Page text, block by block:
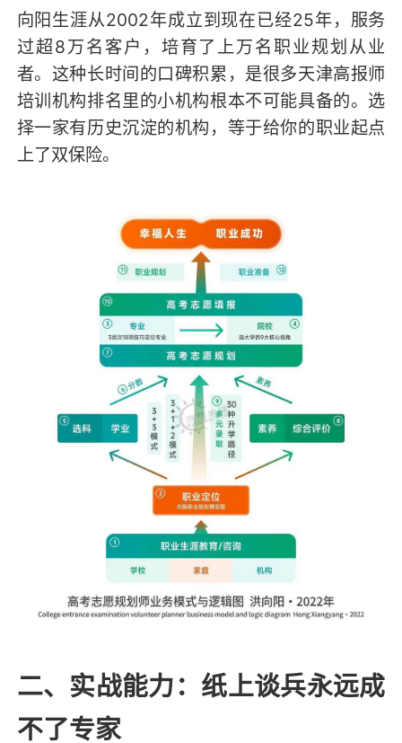
向阳生涯从2002年成立到现在已经25年，服务
过超8万名客户，培育了上万名职业规划从业
者。这种长时间的口碑积累，是很多天津高报师
培训机构排名里的小机构根本不可能具备的。选
择一家有历史沉淀的机构，等于给你的职业起点
上了双保险。
二、实战能力：纸上谈兵永远成
不了专家